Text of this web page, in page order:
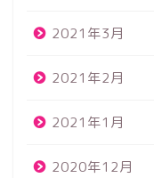
2021年3月
2021年2月
2021年1月
2020年12月